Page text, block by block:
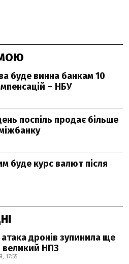
буде винна банкам 10
– НБУ
поспіль продає більше
буде курс валют після
дронів зупинила ще
великий НПЗ
17:55